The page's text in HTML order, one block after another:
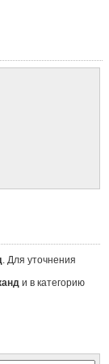
. Для уточнения
и в категорию